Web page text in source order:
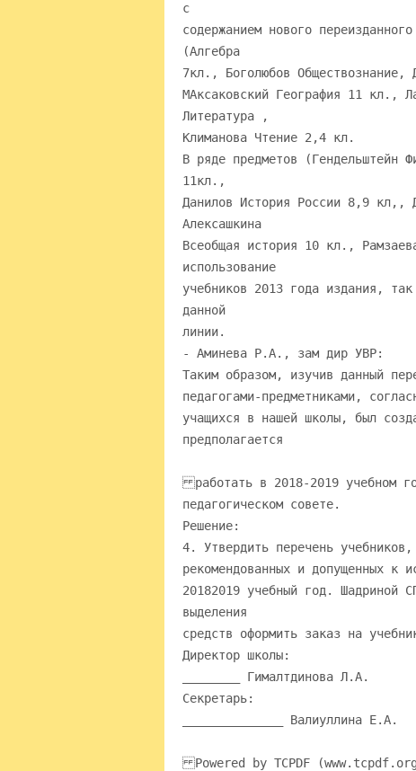
с
содержанием нового
(Алгебра
7кл., Боголюбов
МАксаковский География 11 кл.,
Литература ,
Климанова Чтение 2,4 кл.
В ряде предметов (Гендельштейн
11кл.,
Данилов История России 8,9 кл,,
Алексашкина
Всеобщая история 10 кл.,
использование
учебников 2013 года издания,
данной
линии.
- Аминева Р.А., зам дир УВР:
Таким образом, изучив данный
педагогами-предметниками,
учащихся в нашей школы, был
предполагается
работать в 2018-2019 учебном
педагогическом совете.
Решение:
4. Утвердить перечень
рекомендованных и допущенных к
20182019 учебный год. Шадриной
выделения
средств оформить заказ на
Директор школы:
________ Гималтдинова Л.А.
Секретарь:
______________ Валиуллина Е.А.
Powered by TCPDF